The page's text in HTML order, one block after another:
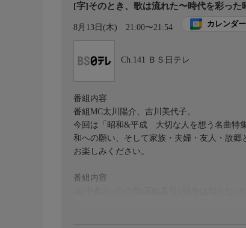
[字]そのとき、歌は流れた〜時代を彩っ
8月13日(木) 21:00〜21:54 カレンダ
Ch.141
ＢＳ日テレ
番組内容
番組MC太川陽介、吉川美代子。
今回は「昭和&平成 大切な人を想う名曲特
和への願い、そして家族・夫婦・友人・故
お楽しみください。
番組内容